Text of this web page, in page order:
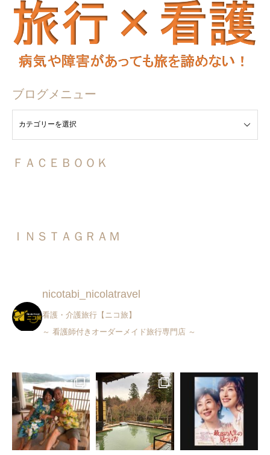
ブログメニュー
ＦＡＣＥＢＯＯＫ
ＩＮＳＴＡＧＲＡＭ
nicotabi_nicolatravel
看護・介護旅行【ニコ旅】
～ 看護師付きオーダーメイド旅行専門店 ～